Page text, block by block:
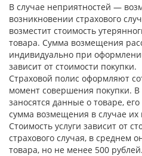
В случае неприятностей —
возникновении страхового
возместит стоимость
товара. Сумма возмещения
индивидуально при
зависит от стоимости покупки.
Страховой полис оформляют
момент совершения покупки.
заносятся данные о товаре,
сумма возмещения в случае их
Стоимость услуги зависит от
страхового случая, в среднем
товара, но не менее 500 рублей.